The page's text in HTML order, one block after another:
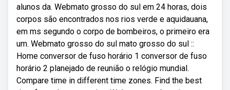
alunos da. Webmato grosso do sul em 24 horas, dois
corpos são encontrados nos rios verde e aquidauana,
em ms segundo o corpo de bombeiros, o primeiro era
um. Webmato grosso do sul mato grosso do sul ::
Home conversor de fuso horário 1 conversor de fuso
horário 2 planejado de reunião o relógio mundial.
Compare time in different time zones. Find the best